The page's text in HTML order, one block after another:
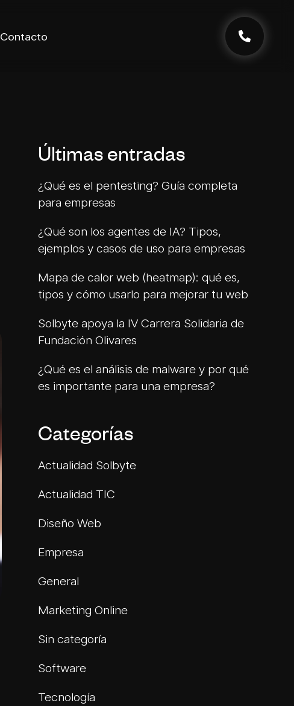
Contacto
Últimas entradas
¿Qué es el pentesting? Guía completa
para empresas
¿Qué son los agentes de IA? Tipos,
ejemplos y casos de uso para empresas
Mapa de calor web (heatmap): qué es,
tipos y cómo usarlo para mejorar tu web
Solbyte apoya la IV Carrera Solidaria de
Fundación Olivares
¿Qué es el análisis de malware y por qué
es importante para una empresa?
Categorías
Actualidad Solbyte
Actualidad TIC
Diseño Web
Empresa
General
Marketing Online
Sin categoría
Software
Tecnología